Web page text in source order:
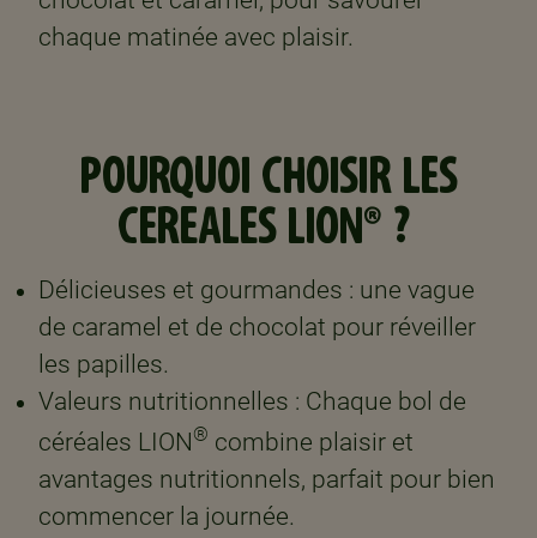
chaque matinée avec plaisir. ​
POURQUOI CHOISIR LES
CEREALES LION® ? ​
Délicieuses et gourmandes : une vague
de caramel et de chocolat pour réveiller
les papilles. ​
Valeurs nutritionnelles : Chaque bol de
céréales LION® combine plaisir et
avantages nutritionnels, parfait pour bien
commencer la journée. ​